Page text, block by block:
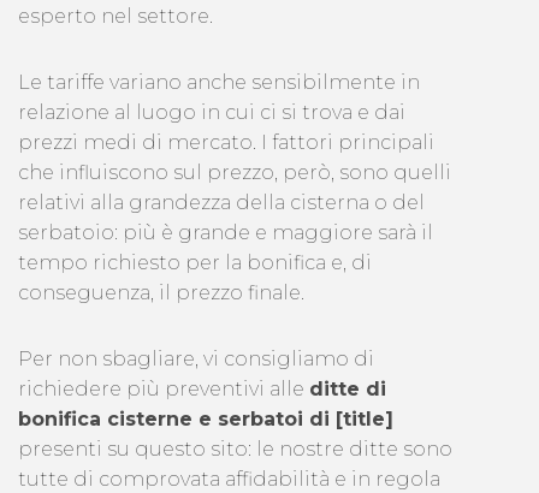
esperto nel settore.
Le tariffe variano anche sensibilmente in
relazione al luogo in cui ci si trova e dai
prezzi medi di mercato. I fattori principali
che influiscono sul prezzo, però, sono quelli
relativi alla grandezza della cisterna o del
serbatoio: più è grande e maggiore sarà il
tempo richiesto per la bonifica e, di
conseguenza, il prezzo finale.
Per non sbagliare, vi consigliamo di
richiedere più preventivi alle ditte di
bonifica cisterne e serbatoi di [title]
presenti su questo sito: le nostre ditte sono
tutte di comprovata affidabilità e in regola